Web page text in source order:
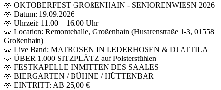
🥨 OKTOBERFEST GROßENHAIN - SENIORENWIESN 2026
🥨 Datum: 19.09.2026
🥨 Uhrzeit: 11.00 – 16.00 Uhr
🥨 Location: Remontehalle, Großenhain (Husarenstraße 1-3, 01558
Großenhain)
🥨 Live Band: MATROSEN IN LEDERHOSEN & DJ ATTILA
🥨 ÜBER 1.000 SITZPLÄTZ auf Polsterstühlen
🥨 FESTKAPELLE INMITTEN DES SAALES
🥨 BIERGARTEN / BÜHNE / HÜTTENBAR
🥨 EINTRITT: AB 25,00 €